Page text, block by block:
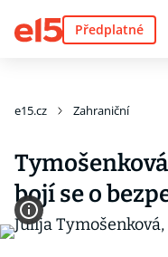
Předplatné
e15.cz Zahraniční
bojí se o